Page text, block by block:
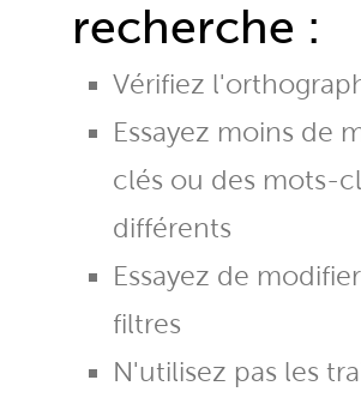
recherche :
Vérifiez
Essayez moins de
clés ou des mots-
différents
Essayez de
filtres
N'utilisez pas les